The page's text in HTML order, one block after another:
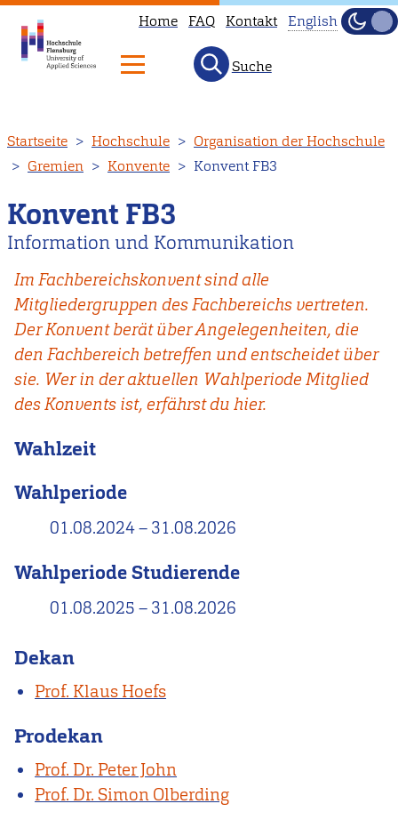
zum
Inhalt
Home FAQ Kontakt
not
our
English
main
page
instead.
English
Hell
Suche
Startseite Hochschule
Organisation der Hochschule
Gremien
Konvente Konvent FB3
Konvent FB3
Information und Kommunikation
Im Fachbereichskonvent sind alle
Mitgliedergruppen des Fachbereichs vertreten.
Der Konvent berät über Angelegenheiten, die
den Fachbereich betreffen und entscheidet über
sie. Wer in der aktuellen Wahlperiode Mitglied
des Konvents ist, erfährst du hier.
Wahlzeit
Wahlperiode
01.08.2024– 31.08.2026
Wahlperiode Studierende
01.08.2025 – 31.08.2026
Dekan
Prof. Klaus Hoefs
Prodekan
Prof. Dr. Peter John
Prof. Dr. Simon Olberding